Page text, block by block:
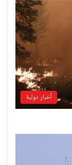
أخبار دولية